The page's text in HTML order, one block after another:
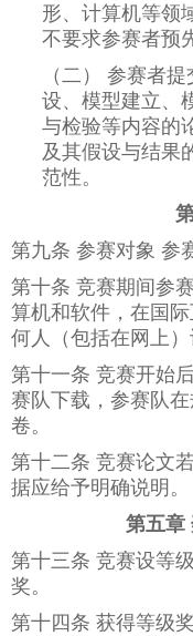
形、计算机等领
不要求参赛者预
（二） 参赛者
设、模型建立、
与检验等内容的
及其假设与结果
范性。
第九条 参赛对象 参
第十条 竞赛期间参
算机和软件，在国
何人（包括在网上）
第十一条 竞赛开始
赛队下载，参赛队
卷。
第十二条 竞赛论文
据应给予明确说明。
第五章
第十三条 竞赛设等
奖。
第十四条 获得等级